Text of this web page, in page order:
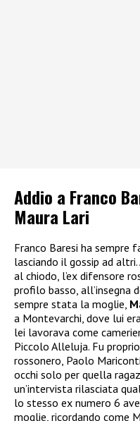
Addio a Franco
Maura Lari
Franco Baresi ha
lasciando il gossip ad
al chiodo, l’ex difensore
profilo basso, all’insegna
sempre stata la moglie,
a Montevarchi, dove lui
lei lavorava come
Piccolo Alleluja. Fu
rossonero, Paolo
occhi solo per quella
un’intervista rilasciata
lo stesso ex numero 6
moglie, ricordando come